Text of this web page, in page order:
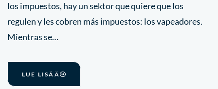
los impuestos, hay un sektor que quiere que los
regulen y les cobren más impuestos: los vapeadores.
Mientras se…
LUE LISÄÄ